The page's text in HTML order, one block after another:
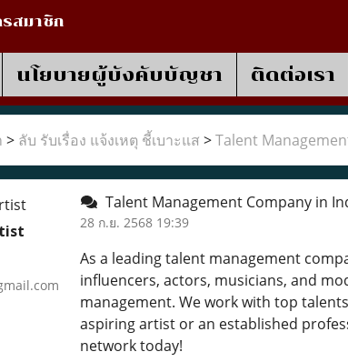
สมาชิก
นโยบายผู้บังคับบัญชา ติดต่อเรา
> ลับ รับเรื่อง แจ้งเหตุ ชี้เบาะแส >Talent
Talent Management Company in
28 ก.ย. 2568 19:39
As a leading talent management
influencers, actors, musicians, and
management. We work with top
aspiring artist or an established
network today!